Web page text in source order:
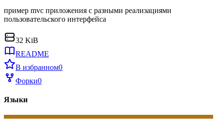
пример mvc приложения с разными реализациями
пользовательского интерфейса
32 KiB
README
В избранном0
Форки0
Языки